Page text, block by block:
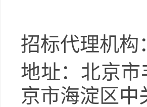
招标代理机构
地址：北京
京市海淀区中